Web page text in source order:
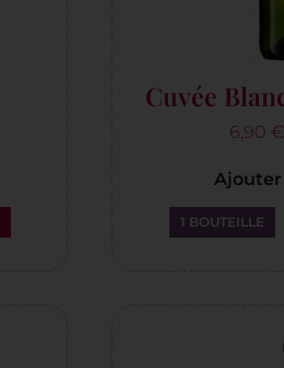
Cuvée
6,90 €
Ajouter
1 BOUTEILLE